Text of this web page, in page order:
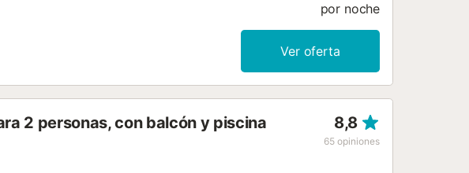
por noche
Ver oferta
2 personas, con balcón y piscina 8,8
65 opiniones